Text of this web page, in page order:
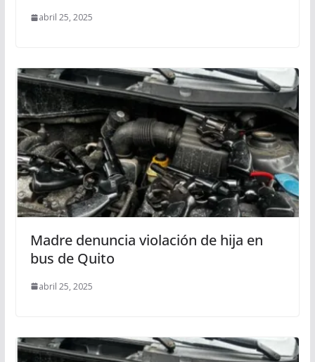
abril 25, 2025
Madre denuncia violación de hija en
bus de Quito
abril 25, 2025